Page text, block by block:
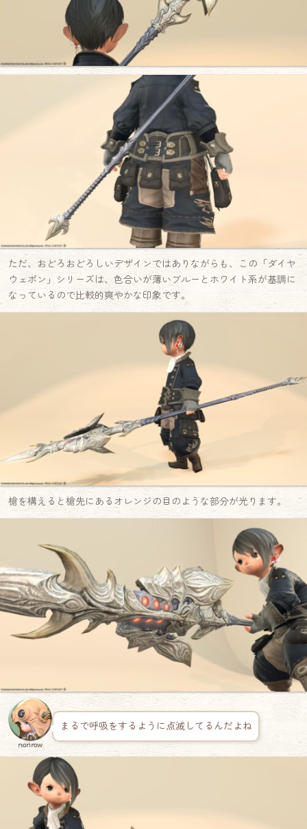
ただ、おどろおどろしいデザインではありながらも、この「ダイヤ
ウェポン」シリーズは、色合いが薄いブルーとホワイト系が基調に
なっているので比較的爽やかな印象です。
槍を構えると槍先にあるオレンジの目のような部分が光ります。
norirow
まるで呼吸をするように点滅してるんだよね